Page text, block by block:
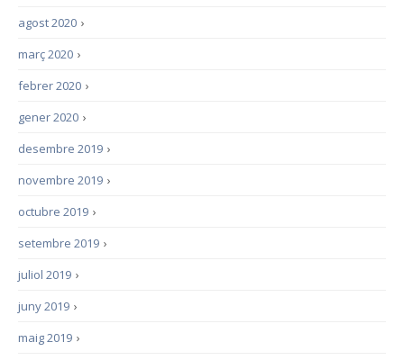
›
agost 2020
›
març 2020
›
febrer 2020
›
gener 2020
›
desembre 2019
›
novembre 2019
›
octubre 2019
›
setembre 2019
›
juliol 2019
›
juny 2019
›
maig 2019